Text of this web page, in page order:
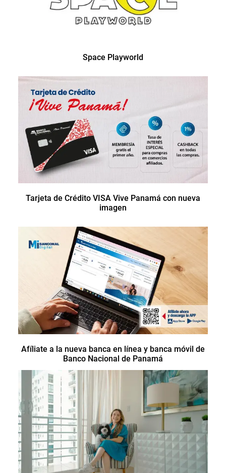
Space Playworld
Tarjeta de Crédito VISA Vive Panamá con nueva
imagen
Afíliate a la nueva banca en línea y banca móvil de
Banco Nacional de Panamá